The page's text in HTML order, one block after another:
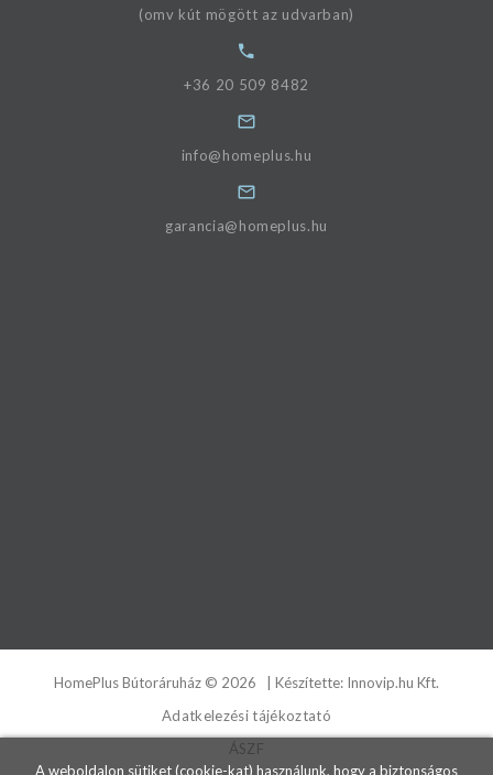
(omv kút mögött az udvarban)
+36 20 509 8482
info@homeplus.hu
garancia@homeplus.hu
HomePlus Bútoráruház © 2026 | Készítette: Innovip.hu Kft.
Adatkelezési tájékoztató
ÁSZF
A weboldalon sütiket (cookie-kat) használunk, hogy a biztonságos